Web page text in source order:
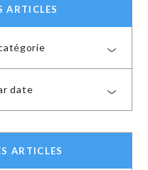
ARTICLES
date
ARTICLES